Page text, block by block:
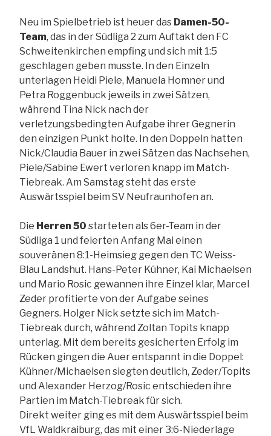
Neu im Spielbetrieb ist heuer das Damen-50-
Team, das in der Südliga 2 zum Auftakt den FC
Schweitenkirchen empfing und sich mit 1:5
geschlagen geben musste. In den Einzeln
unterlagen Heidi Piele, Manuela Homner und
Petra Roggenbuck jeweils in zwei Sätzen,
während Tina Nick nach der
verletzungsbedingten Aufgabe ihrer Gegnerin
den einzigen Punkt holte. In den Doppeln hatten
Nick/Claudia Bauer in zwei Sätzen das Nachsehen,
Piele/Sabine Ewert verloren knapp im Match-
Tiebreak. Am Samstag steht das erste
Auswärtsspiel beim SV Neufraunhofen an.
Die Herren 50 starteten als 6er-Team in der
Südliga 1 und feierten Anfang Mai einen
souveränen 8:1-Heimsieg gegen den TC Weiss-
Blau Landshut. Hans-Peter Kühner, Kai Michaelsen
und Mario Rosic gewannen ihre Einzel klar, Marcel
Zeder profitierte von der Aufgabe seines
Gegners. Holger Nick setzte sich im Match-
Tiebreak durch, während Zoltan Topits knapp
unterlag. Mit dem bereits gesicherten Erfolg im
Rücken gingen die Auer entspannt in die Doppel:
Kühner/Michaelsen siegten deutlich, Zeder/Topits
und Alexander Herzog/Rosic entschieden ihre
Partien im Match-Tiebreak für sich.
Direkt weiter ging es mit dem Auswärtsspiel beim
VfL Waldkraiburg, das mit einer 3:6-Niederlage